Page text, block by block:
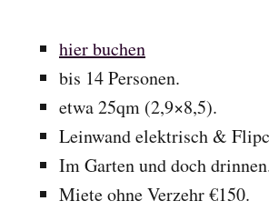
hier buchen
bis 14 Personen.
etwa 25qm (2,9×8,5).
Leinwand elektrisch &
Im Garten und doch
Miete ohne Verzehr €150.